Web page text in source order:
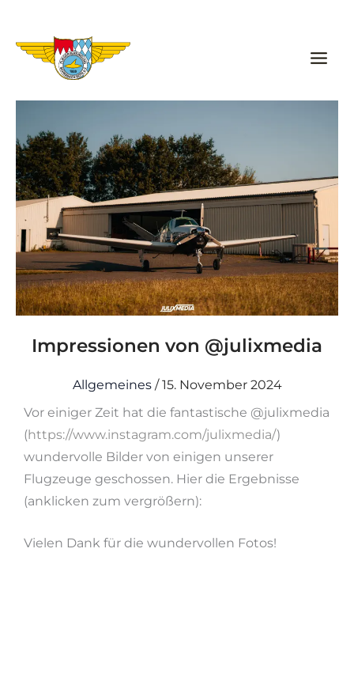
springen
Impressionen von @julixmedia
Allgemeines/15. November 2024
Vor einiger Zeit hat die fantastische @julixmedia
(https://www.instagram.com/julixmedia/)
wundervolle Bilder von einigen unserer
Flugzeuge geschossen. Hier die Ergebnisse
(anklicken zum vergrößern):
Vielen Dank für die wundervollen Fotos!